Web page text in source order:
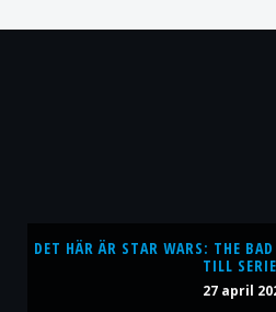
DET HÄR ÄR STAR WARS: THE
TILL
27 april